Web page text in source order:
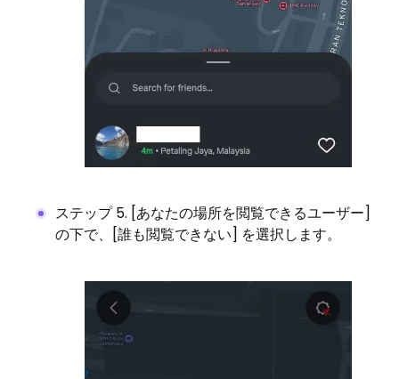
ステップ 5. [あなたの場所を閲覧できるユーザー]
の下で、[誰も閲覧できない] を選択します。